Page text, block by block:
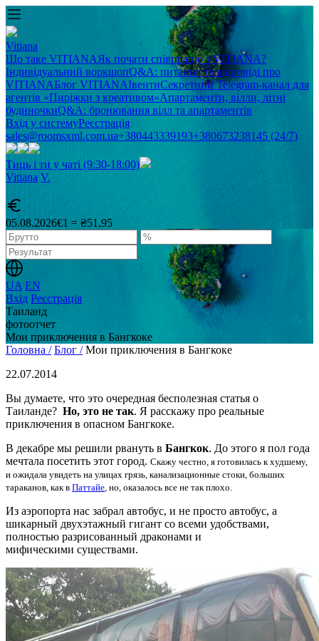
Vitiana
Що таке VITIANAЯк почати співпрацю з VITIANA?
Індивідуальний воркшопQ&A: питання та відповіді про
VITIANAБлог VITIANAІвентиСекретний Telegram-канал для
агентів «Пиріжки з креативом»Апартаменти, вілли, літні
будиночкиQ&A: бронювання вілл та апартаментів
Вхід у системуРеєстрація
sales@roomsxml.com.ua+380443339193+380673238145 (24/7)
Тиць і ти у чаті (9:30-18:00)
Vitiana V.
05.08.2026€1 = ₴51,95
UA EN
Вхід Реєстрація
Таиланд
фотоотчет
Мои приключения в Бангкоке
Головна / Блог / Мои приключения в Бангкоке
22.07.2014
Вы думаете, что это очередная бесполезная статья о
Таиланде? Но, это не так. Я расскажу про реальные
приключения в опасном Бангкоке.
В декабре мы решили рвануть в Бангкок. До этого я пол года
мечтала посетить этот город. Скажу честно, я готовилась к худшему,
и ожидала увидеть на улицах грязь, канализационные стоки, больших
тараканов, как в Паттайе, но, оказалось все не так плохо.
Из аэропорта нас забрал автобус, и не просто автобус, а
шикарный двухэтажный гигант со всеми удобствами,
полностью разрисованный драконами и
мифическими существами.